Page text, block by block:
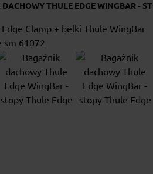
THULE EDGE WINGBAR -